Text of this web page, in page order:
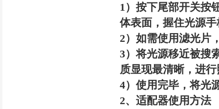
1）按下尾部开关按
体表面，握住光源
2）如需使用滤光片
3）将光源移近被搜
质显现最清晰，进
4）使用完毕，将光
2、适配器使用方法